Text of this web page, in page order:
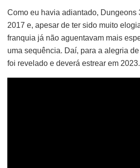
Como eu havia adiantado, Dungeons
2017 e, apesar de ter sido muito
franquia já não aguentavam mais
uma sequência. Daí, para a alegria
foi revelado e deverá estrear em